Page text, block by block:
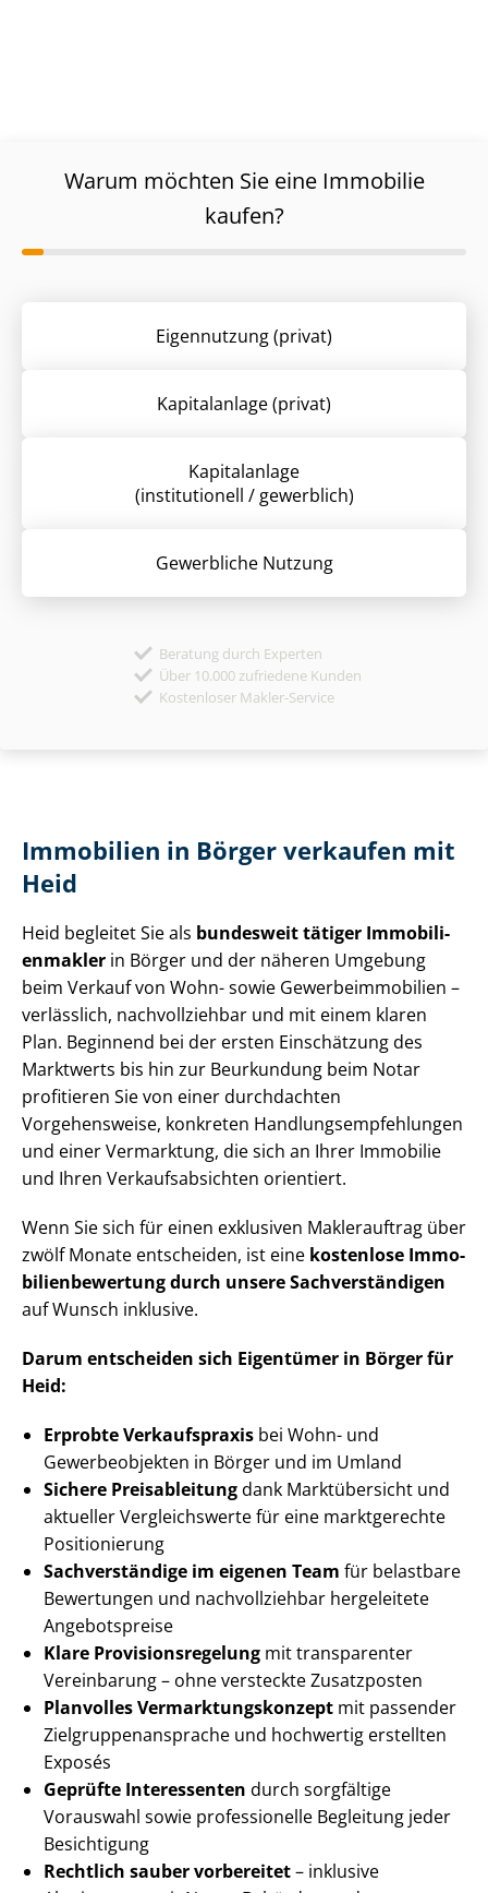
Warum möchten Sie eine Immobilie
kaufen?
Eigennutzung (privat)
Kapitalanlage (privat)
Kapitalanlage
(institutionell / gewerblich)
Gewerbliche Nutzung
Beratung durch Experten
Über 10.000 zufriedene Kunden
Kostenloser Makler-Service
Immobilien in Börger verkaufen mit
Heid
Heid begleitet Sie als bundesweit tätiger Im­mo­bi­li­
en­mak­ler in Börger und der näheren Umgebung
beim Verkauf von Wohn- sowie Ge­wer­be­im­mo­bi­li­en –
verlässlich, nachvollziehbar und mit einem klaren
Plan. Beginnend bei der ersten Einschätzung des
Marktwerts bis hin zur Beurkundung beim Notar
profitieren Sie von einer durchdachten
Vorgehensweise, konkreten Hand­lungs­emp­feh­lun­gen
und einer Vermarktung, die sich an Ihrer Immobilie
und Ihren Ver­kaufs­ab­sich­ten orientiert.
Wenn Sie sich für einen exklusiven Maklerauftrag über
zwölf Monate entscheiden, ist eine kostenlose Im­mo­
bi­li­en­be­wer­tung durch unsere Sach­ver­stän­di­gen
auf Wunsch inklusive.
Darum entscheiden sich Eigentümer in Börger für
Heid:
Erprobte Verkaufspraxis bei Wohn- und
Gewerbeobjekten in Börger und im Umland
Sichere Preisableitungdank Marktübersicht und
aktueller Vergleichswerte für eine marktgerechte
Positionierung
Sachverständige im eigenen Team für belastbare
Bewertungen und nachvollziehbar hergeleitete
Angebotspreise
Klare Pro­vi­si­ons­re­ge­lung mit transparenter
Vereinbarung – ohne versteckte Zusatzposten
Planvolles Ver­mark­tungs­kon­zept mit passender
Ziel­grup­pen­an­spra­che und hochwertig erstellten
Exposés
Geprüfte Interessenten durch sorgfältige
Vorauswahl sowie professionelle Begleitung jeder
Besichtigung
Rechtlich sauber vorbereitet– inklusive